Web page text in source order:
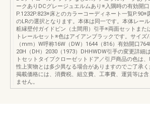
ークありDCグレージュエルムあり※入隅時の有効開口
P.1232P.823※床とのカラーコーディネート一覧P.90※
のLRの選択となります。本体は同一です。本体レー
粧縁壁付ガイドピン（土間用）引手※両面セットまた
トレールセット※色はアイアンブラックです。サイズ
（mm）W呼称16W（DW）1644（816）有効開口
20H（DH）2030（1973）DHHWDW引手の変更詳細
トセットタイプクローゼットドア／引戸商品の色は
性上実物とは多少異なる場合がありますのでご了承く
掲載価格には、消費税、組立費、工事費、運賃等は
ません。